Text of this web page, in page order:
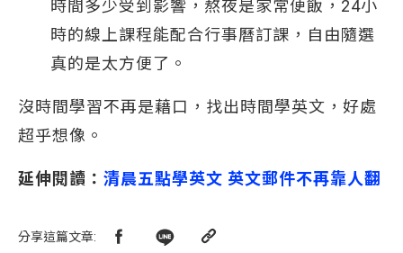
時間多少受到影響，熬夜是家常便飯，24小
時的線上課程能配合行事曆訂課，自由隨選
真的是太方便了。
沒時間學習不再是藉口，找出時間學英文，好處
超乎想像。
延伸閱讀： 清晨五點學英文 英文郵件不再靠人翻
分享這篇文章: